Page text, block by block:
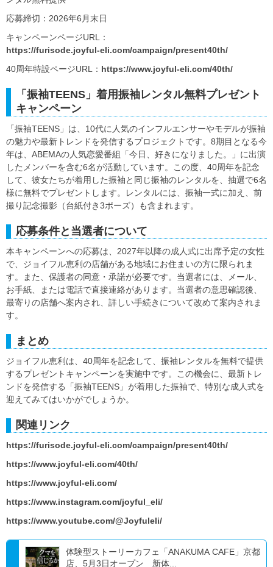
応募締切：2026年6月末日
キャンペーンページURL：
https://furisode.joyful-eli.com/campaign/present40th/
40周年特設ページURL： https://www.joyful-eli.com/40th/
「振袖TEENS」着用振袖レンタル無料プレゼント
キャンペーン
「振袖TEENS」は、10代に人気のインフルエンサーやモデルが振袖
の魅力や最新トレンドを発信するプロジェクトです。8期目となる今
年は、ABEMAの人気恋愛番組「今日、好きになりました。」に出演
したメンバーを含む6名が活動しています。この度、40周年を記念
して、彼女たちが着用した振袖と同じ振袖のレンタルを、抽選で6名
様に無料でプレゼントします。レンタルには、振袖一式に加え、前
撮り記念撮影（台紙付き3ポーズ）も含まれます。
応募条件と当選者について
本キャンペーンへの応募は、2027年以降の成人式に出席予定の女性
で、ジョイフル恵利の店舗がある地域にお住まいの方に限られま
す。また、保護者の同意・承諾が必要です。当選者には、メール、
お手紙、または電話で直接連絡があります。当選者の意思確認後、
最寄りの店舗へ案内され、詳しい手続きについて改めて案内されま
す。
まとめ
ジョイフル恵利は、40周年を記念して、振袖レンタルを無料で提供
するプレゼントキャンペーンを実施中です。この機会に、最新トレ
ンドを発信する「振袖TEENS」が着用した振袖で、特別な成人式を
迎えてみてはいかがでしょうか。
関連リンク
https://furisode.joyful-eli.com/campaign/present40th/
https://www.joyful-eli.com/40th/
https://www.joyful-eli.com/
https://www.instagram.com/joyful_eli/
https://www.youtube.com/@Joyfuleli/
体験型ストーリーカフェ「ANAKUMA CAFE」京都
店、5月3日オープン 新体...